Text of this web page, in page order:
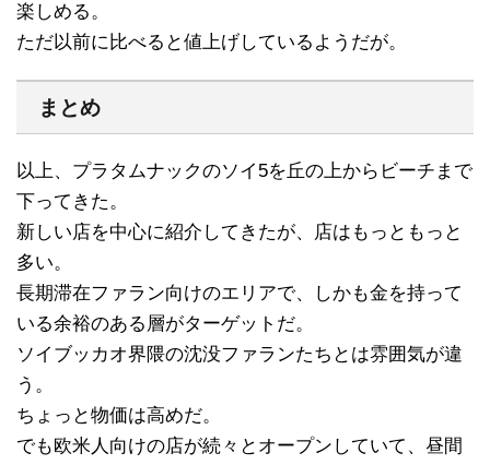
楽しめる。
ただ以前に比べると値上げしているようだが。
まとめ
以上、プラタムナックのソイ5を丘の上からビーチまで
下ってきた。
新しい店を中心に紹介してきたが、店はもっともっと
多い。
長期滞在ファラン向けのエリアで、しかも金を持って
いる余裕のある層がターゲットだ。
ソイブッカオ界隈の沈没ファランたちとは雰囲気が違
う。
ちょっと物価は高めだ。
でも欧米人向けの店が続々とオープンしていて、昼間